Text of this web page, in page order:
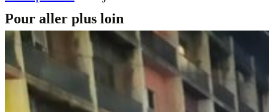
Pour aller plus loin